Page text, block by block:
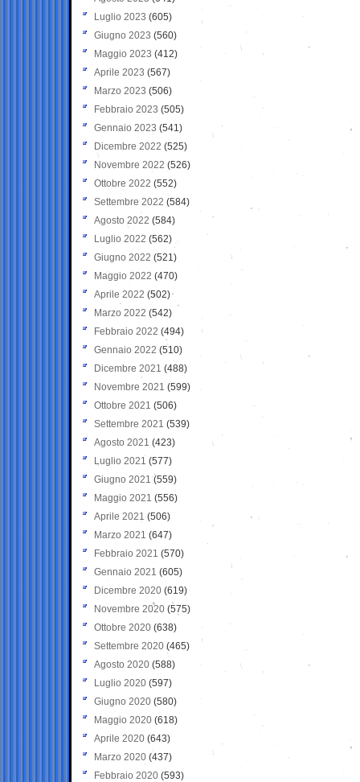
Luglio 2023 (605)
Giugno 2023 (560)
Maggio 2023 (412)
Aprile 2023 (567)
Marzo 2023 (506)
Febbraio 2023 (505)
Gennaio 2023 (541)
Dicembre 2022 (525)
Novembre 2022 (526)
Ottobre 2022 (552)
Settembre 2022 (584)
Agosto 2022 (584)
Luglio 2022 (562)
Giugno 2022 (521)
Maggio 2022 (470)
Aprile 2022 (502)
Marzo 2022 (542)
Febbraio 2022 (494)
Gennaio 2022 (510)
Dicembre 2021 (488)
Novembre 2021 (599)
Ottobre 2021 (506)
Settembre 2021 (539)
Agosto 2021 (423)
Luglio 2021 (577)
Giugno 2021(559)
Maggio 2021 (556)
Aprile 2021 (506)
Marzo 2021 (647)
Febbraio 2021 (570)
Gennaio 2021 (605)
Dicembre 2020 (619)
Novembre 2020 (575)
Ottobre 2020 (638)
Settembre 2020(465)
Agosto 2020 (588)
Luglio 2020 (597)
Giugno 2020 (580)
Maggio 2020 (618)
Aprile 2020 (643)
Marzo 2020 (437)
Febbraio 2020 (593)